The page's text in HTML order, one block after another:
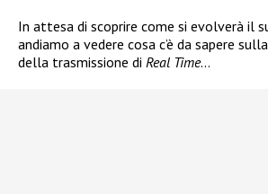
In attesa di scoprire come si evolverà il
andiamo a vedere cosa c’è da sapere
della trasmissione di Real Time…